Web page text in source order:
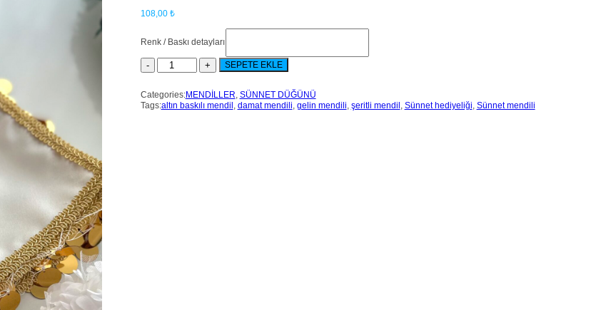
108,00 ₺
Renk / Baskı detayları
SEPETE EKLE
Categories:MENDİLLER SÜNNET DÜĞÜNÜ
Tags:altın baskılı mendil damat mendili gelin mendili şeritli mendil Sünnet hediyeliği Sünnet mendili